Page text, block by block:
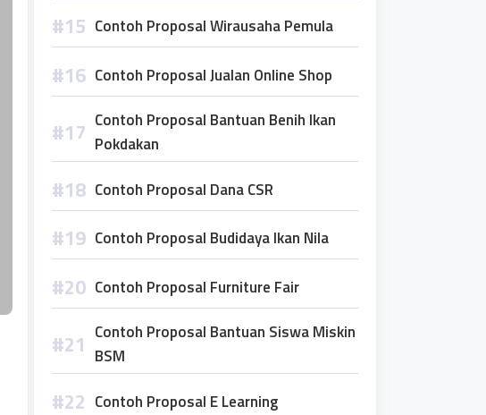
Contoh Proposal Wirausaha Pemula
Contoh Proposal Jualan Online Shop
Contoh Proposal Bantuan Benih Ikan
Pokdakan
Contoh Proposal Dana CSR
Contoh Proposal Budidaya Ikan Nila
Contoh Proposal Furniture Fair
Contoh Proposal Bantuan Siswa Miskin
BSM
Contoh Proposal E Learning